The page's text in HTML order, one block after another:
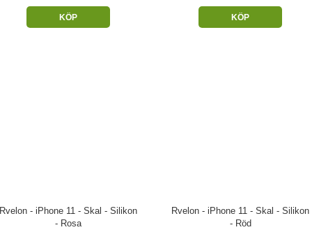
KÖP KÖP
Rvelon - iPhone 11 - Skal - Silikon
- Rosa
Rvelon - iPhone 11 - Skal - Silikon
- Röd